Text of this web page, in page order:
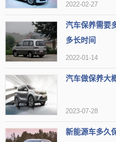
2022-02-27
汽车保养需要
多长时间
2022-01-14
汽车做保养大
2023-07-28
新能源车多久